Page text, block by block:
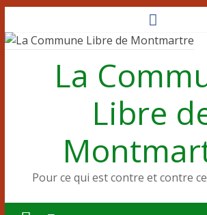
au
contenu
La
Libre
Pour ce qui est contre et contre